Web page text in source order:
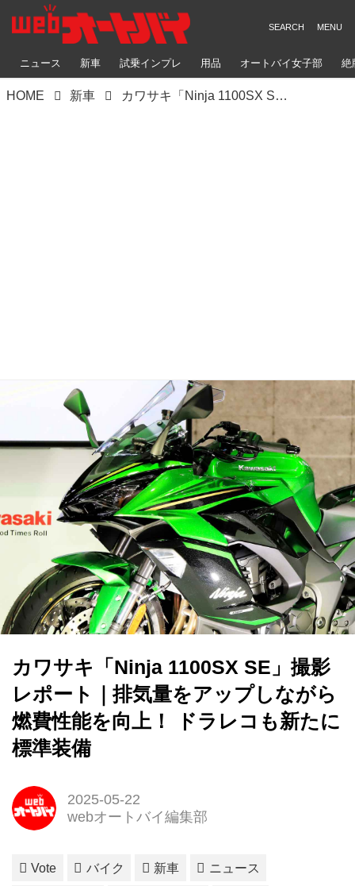
ニュース 新車 試乗インプレ 用品 オートバイ女子部 絶
HOME 新車 カワサキ「Ninja 1100SX SE」撮影レポート｜排気量をアップしながら燃費性能を向上！ ドラレコも新たに標準装備
カワサキ「Ninja 1100SX SE」撮影
レポート｜排気量をアップしながら
燃費性能を向上！ ドラレコも新たに
標準装備
2025-05-22
webオートバイ編集部
Vote バイク 新車 ニュース